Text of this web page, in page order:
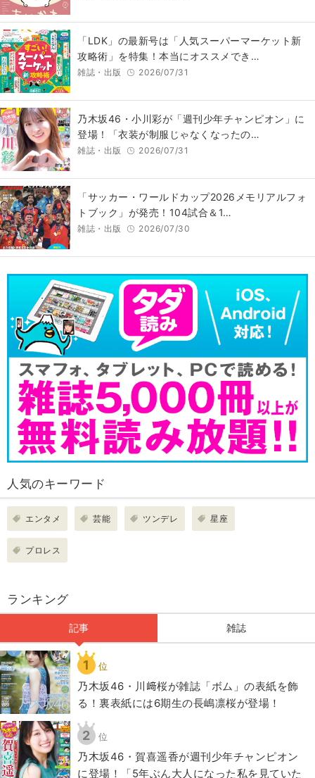
「LDK」の最新号は「人気スーパーマーケット新
攻略術」を特集！本当にオススメでき…
雑誌・出版 2026/07/31
乃木坂46・小川彩が「週刊少年チャンピオン」に
登場！「衣装が制服じゃなくなったの…
雑誌・出版 2026/07/31
「サッカー・ワールドカップ2026メモリアルフォ
トブック」が発売！104試合＆1…
雑誌・出版 2026/07/30
人気のキーワード
エンタメ 芸能 ツンデレ 星座
プロレス
ランキング
記事 雑誌
1 位
乃木坂46・川﨑桜が雑誌「ボム」の表紙を飾
る！裏表紙には6期生の長嶋凛桜が登場！
2 位
乃木坂46・賀喜遥香が週刊少年チャンピオン
に登場！「5年ぶん大人になった私を見ていた